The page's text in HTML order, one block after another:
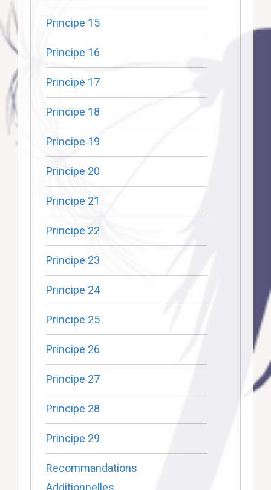
Principe 15
Principe 16
Principe 17
Principe 18
Principe 19
Principe 20
Principe 21
Principe 22
Principe 23
Principe 24
Principe 25
Principe 26
Principe 27
Principe 28
Principe 29
Recommandations
Additionnelles